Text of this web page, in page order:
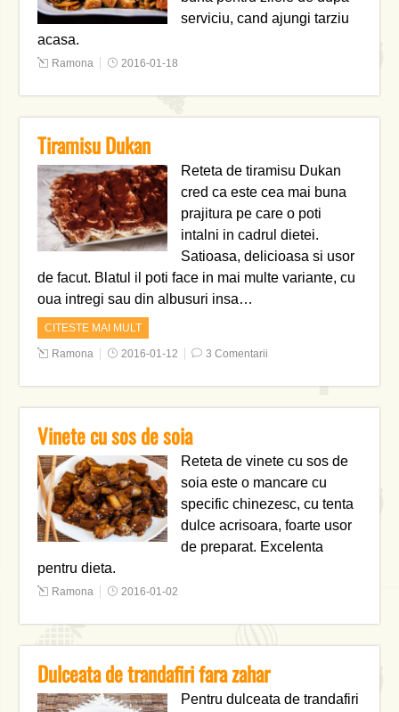
serviciu, cand ajungi tarziu
acasa.
Ramona 2016-01-18
Tiramisu Dukan
Reteta de tiramisu Dukan
cred ca este cea mai buna
prajitura pe care o poti
intalni in cadrul dietei.
Satioasa, delicioasa si usor
de facut. Blatul il poti face in mai multe variante, cu
oua intregi sau din albusuri insa…
CITESTE MAI MULT
Ramona 2016-01-12 3 Comentarii
Vinete cu sos de soia
Reteta de vinete cu sos de
soia este o mancare cu
specific chinezesc, cu tenta
dulce acrisoara, foarte usor
de preparat. Excelenta
pentru dieta.
Ramona 2016-01-02
Dulceata de trandafiri fara zahar
Pentru dulceata de trandafiri